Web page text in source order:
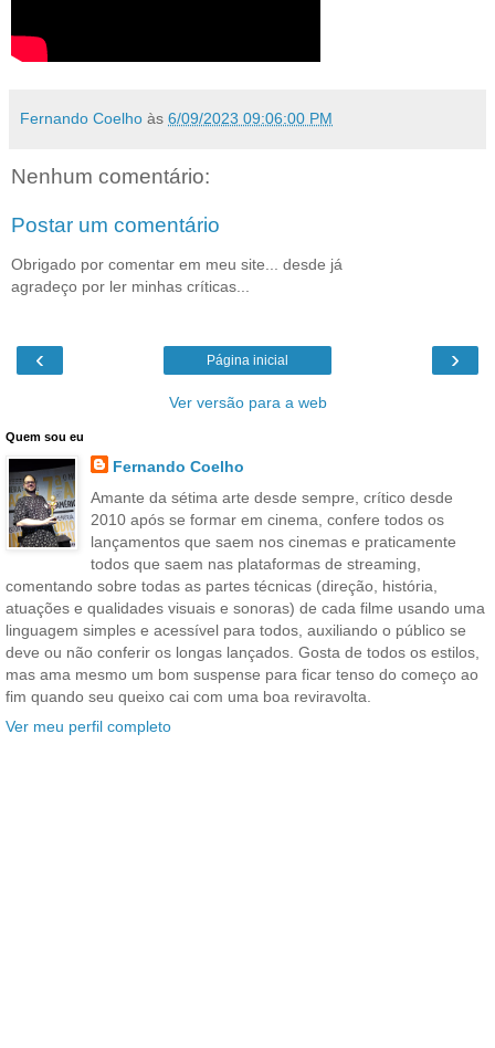
Fernando Coelho às 6/09/2023 09:06:00 PM
Nenhum comentário:
Postar um comentário
Obrigado por comentar em meu site... desde já
agradeço por ler minhas críticas...
‹ ›
Página inicial
Ver versão para a web
Quem sou eu
Fernando Coelho
Amante da sétima arte desde sempre, crítico desde
2010 após se formar em cinema, confere todos os
lançamentos que saem nos cinemas e praticamente
todos que saem nas plataformas de streaming,
comentando sobre todas as partes técnicas (direção, história,
atuações e qualidades visuais e sonoras) de cada filme usando uma
linguagem simples e acessível para todos, auxiliando o público se
deve ou não conferir os longas lançados. Gosta de todos os estilos,
mas ama mesmo um bom suspense para ficar tenso do começo ao
fim quando seu queixo cai com uma boa reviravolta.
Ver meu perfil completo